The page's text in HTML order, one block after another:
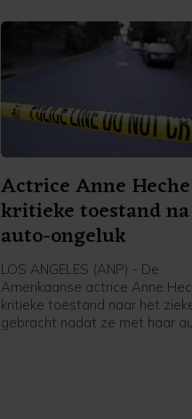
Actrice Anne
kritieke toestand na
auto-ongeluk
LOS ANGELES (ANP) - De
Amerikaanse actrice Anne
kritieke toestand naar het
gebracht nadat ze met haar